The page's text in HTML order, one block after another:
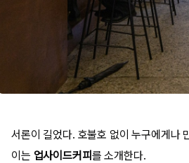
서론이 길었다. 호불호 없이 누구에게나
이는 업사이드커피를 소개한다.